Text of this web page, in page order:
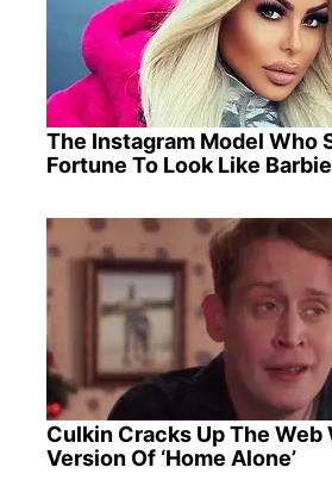
The Instagram Model Who
Fortune To Look Like Barbie
Culkin Cracks Up The Web
Version Of ‘Home Alone’